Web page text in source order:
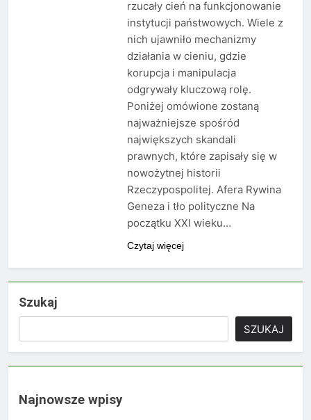
rzucały cień na funkcjonowanie
instytucji państwowych. Wiele z
nich ujawniło mechanizmy
działania w cieniu, gdzie
korupcja i manipulacja
odgrywały kluczową rolę.
Poniżej omówione zostaną
najważniejsze spośród
największych skandali
prawnych, które zapisały się w
nowożytnej historii
Rzeczypospolitej. Afera Rywina
Geneza i tło polityczne Na
początku XXI wieku…
Czytaj więcej
Szukaj
SZUKAJ
Najnowsze wpisy